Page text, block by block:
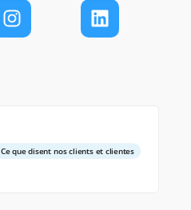
Ce que disent nos clients et clientes